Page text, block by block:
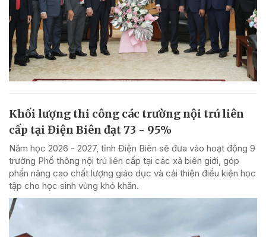
Khối lượng thi công các trường nội trú liên
cấp tại Điện Biên đạt 73 - 95%
Năm học 2026 - 2027, tỉnh Điện Biên sẽ đưa vào hoạt động 9
trường Phổ thông nội trú liên cấp tại các xã biên giới, góp
phần nâng cao chất lượng giáo dục và cải thiện điều kiện học
tập cho học sinh vùng khó khăn.